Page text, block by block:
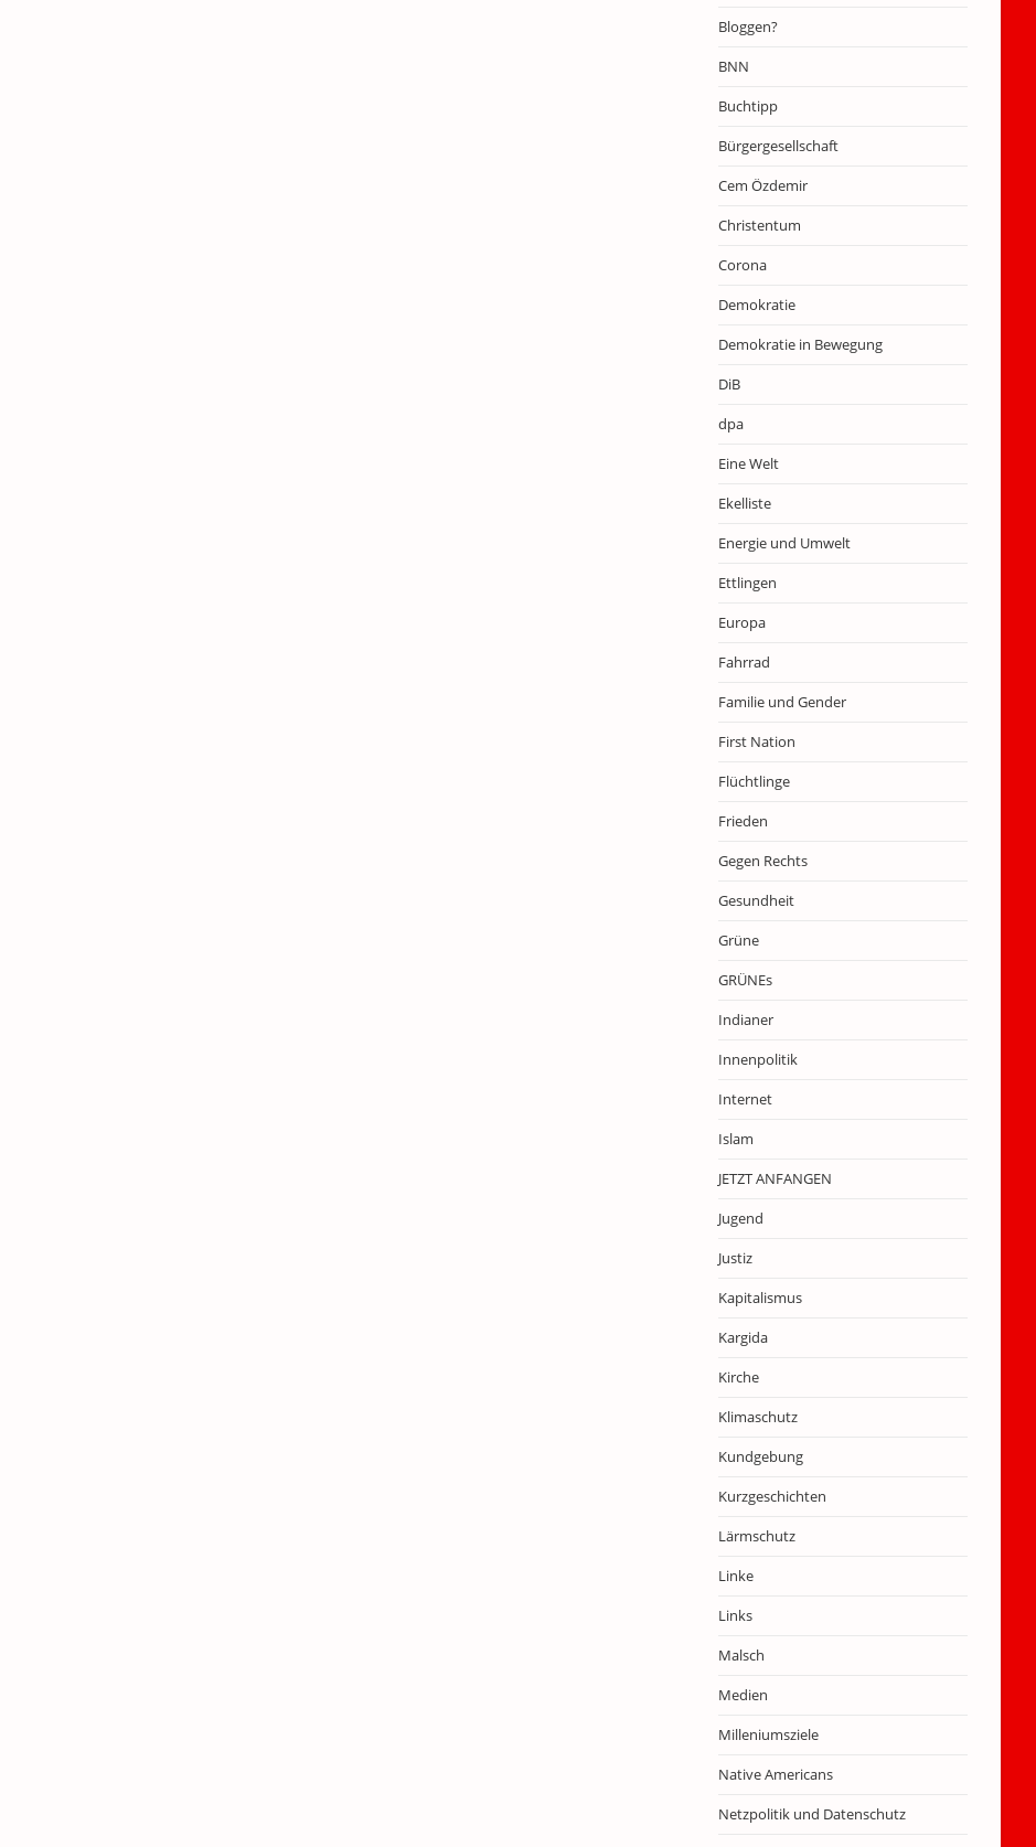
Bloggen?
BNN
Buchtipp
Bürgergesellschaft
Cem Özdemir
Christentum
Corona
Demokratie
Demokratie in Bewegung
DiB
dpa
Eine Welt
Ekelliste
Energie und Umwelt
Ettlingen
Europa
Fahrrad
Familie und Gender
First Nation
Flüchtlinge
Frieden
Gegen Rechts
Gesundheit
Grüne
GRÜNEs
Indianer
Innenpolitik
Internet
Islam
JETZT ANFANGEN
Jugend
Justiz
Kapitalismus
Kargida
Kirche
Klimaschutz
Kundgebung
Kurzgeschichten
Lärmschutz
Linke
Links
Malsch
Medien
Milleniumsziele
Native Americans
Netzpolitik und Datenschutz